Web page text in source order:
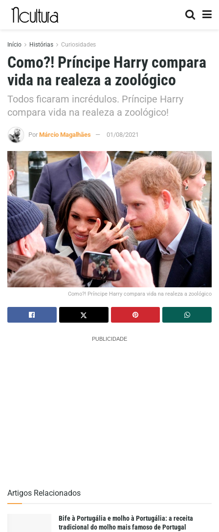
Início Histórias Curiosidades
Como?! Príncipe Harry compara
vida na realeza a zoológico
Todos ficaram incrédulos. Príncipe Harry
compara vida na realeza a zoológico!
Por Márcio Magalhães 01/08/2021
Como?! Príncipe Harry compara vida na realeza a zoológico
PUBLICIDADE
Artigos Relacionados
Bife à Portugália e molho à Portugália: a receita
tradicional do molho mais famoso de Portugal